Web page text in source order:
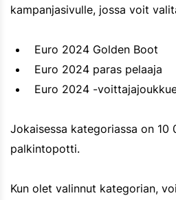
kampanjasivulle, jossa voit
Euro 2024 Golden Boot
Euro 2024 paras pelaaja
Euro 2024 -
Jokaisessa kategoriassa on 10
palkintopotti.
Kun olet valinnut kategorian,